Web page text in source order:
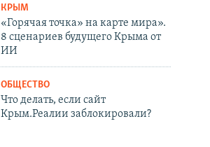
КРЫМ
«Горячая точка» на карте мира».
8 сценариев будущего Крыма от
ИИ
ОБЩЕСТВО
Что делать, если сайт
Крым.Реалии заблокировали?